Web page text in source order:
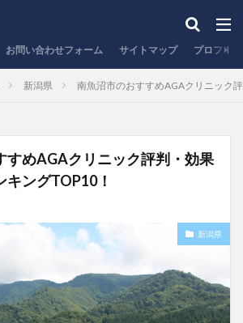
お問い合わせフォーム サイトマップ プロフィ
新潟県 南魚沼市のおすすめAGAクリニック
すめAGAクリニック評判・効果
キングTOP10！
新潟県